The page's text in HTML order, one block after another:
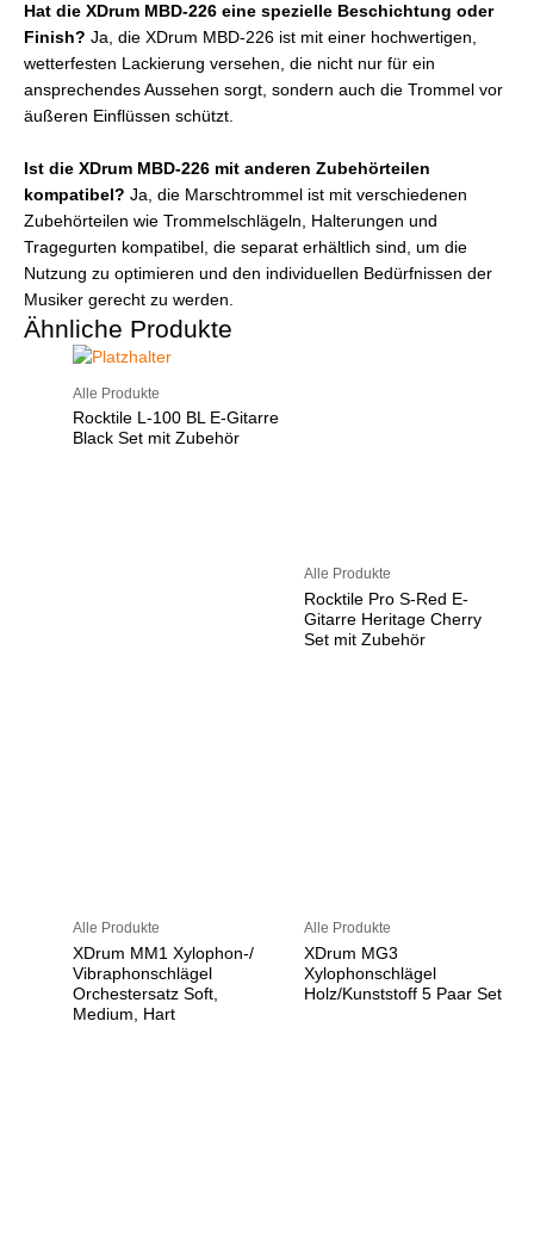
Hat die XDrum MBD-226 eine spezielle Beschichtung oder
Finish? Ja, die XDrum MBD-226 ist mit einer hochwertigen,
wetterfesten Lackierung versehen, die nicht nur für ein
ansprechendes Aussehen sorgt, sondern auch die Trommel vor
äußeren Einflüssen schützt.
Ist die XDrum MBD-226 mit anderen Zubehörteilen
kompatibel? Ja, die Marschtrommel ist mit verschiedenen
Zubehörteilen wie Trommelschlägeln, Halterungen und
Tragegurten kompatibel, die separat erhältlich sind, um die
Nutzung zu optimieren und den individuellen Bedürfnissen der
Musiker gerecht zu werden.
Ähnliche Produkte
Alle Produkte
Rocktile L-100 BL E-Gitarre
Black Set mit Zubehör
Alle Produkte
Rocktile Pro S-Red E-
Gitarre Heritage Cherry
Set mit Zubehör
Alle Produkte
XDrum MM1 Xylophon-/
Vibraphonschlägel
Orchestersatz Soft,
Medium, Hart
Alle Produkte
XDrum MG3
Xylophonschlägel
Holz/Kunststoff 5 Paar Set